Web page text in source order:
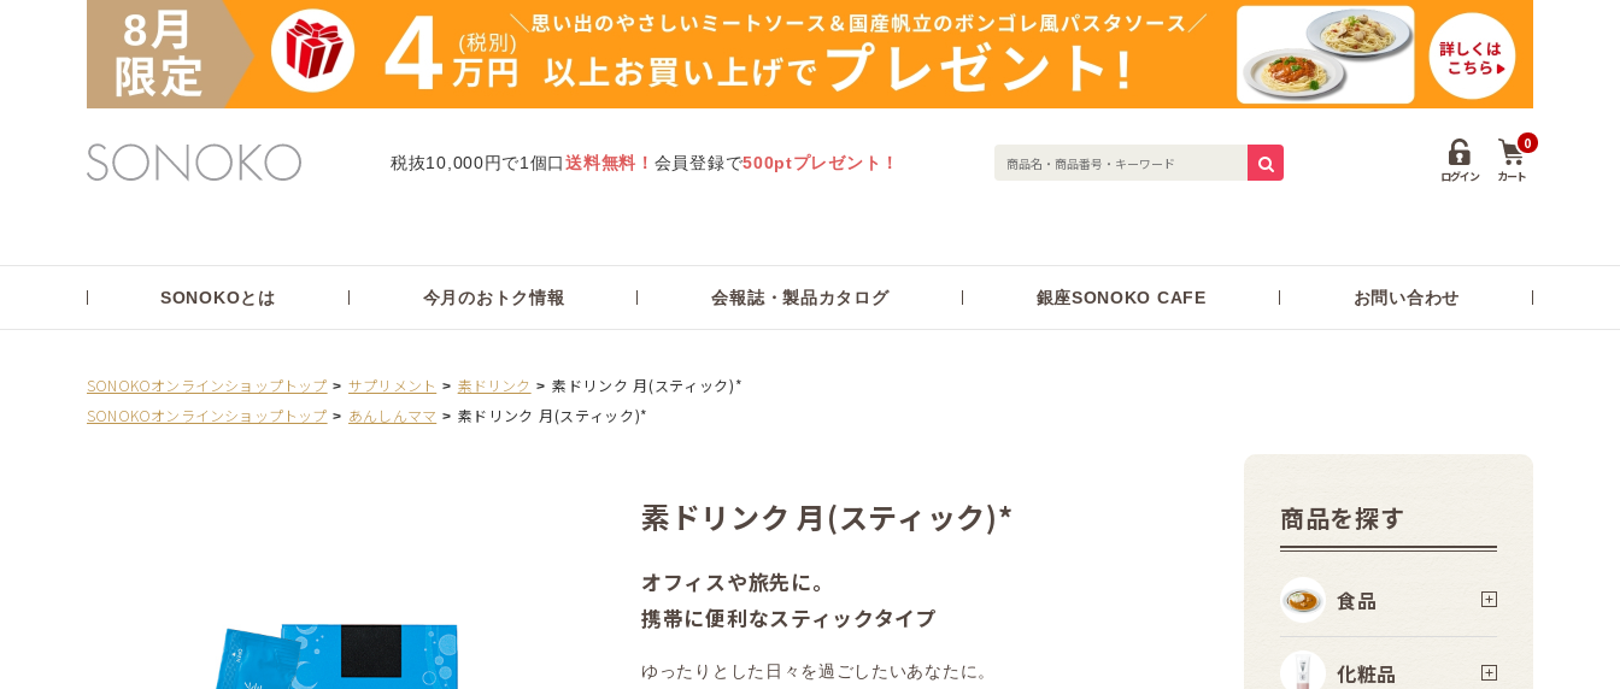
税抜10,000円で1個口送料無料！ 会員登録で500ptプレゼント！
ログイン カート
0
SONOKOとは 銀座SONOKO CAFE
今月のおトク情報 会報誌・製品カタログ お問い合わせ
SONOKOオンラインショップトップ サプリメント 素ドリンク
素ドリンク 月(スティック)*
SONOKOオンラインショップトップ
あんしんママ 素ドリンク 月(スティック)*
素ドリンク 月(スティック)*
オフィスや旅先に。
携帯に便利なスティックタイプ
ゆったりとした日々を過ごしたいあなたに。
商品を探す
食品
化粧品